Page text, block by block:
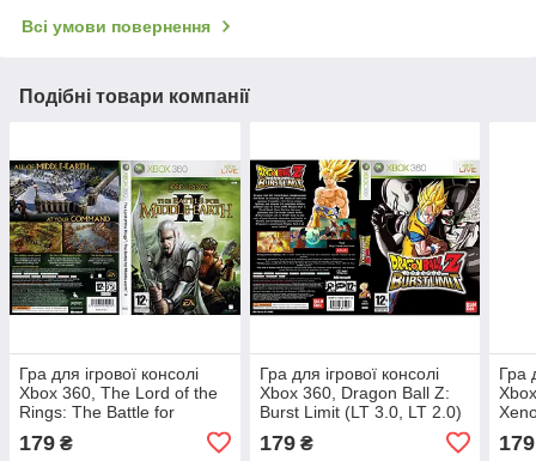
Всі умови повернення
Подібні товари компанії
Гра для ігрової консолі
Xbox 360, The Lord of the
Rings: The Battle for
Middle-Earth II (LT 3.0, LT
2.0)
179 ₴
Гра для ігрової консолі
Xbox 360, Dragon Ball Z:
Burst Limit (LT 3.0, LT 2.0)
179₴
Гра
179